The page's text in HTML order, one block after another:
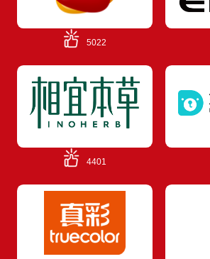
5022
4401